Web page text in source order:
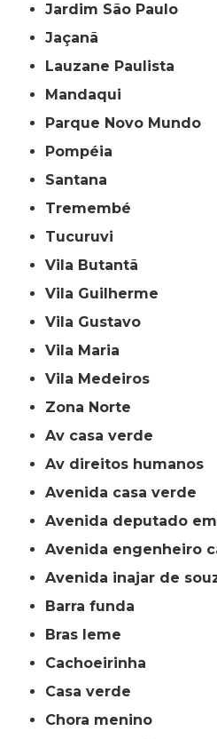
Jardim São Paulo
Jaçanã
Lauzane Paulista
Mandaqui
Parque Novo Mundo
Pompéia
Santana
Tremembé
Tucuruvi
Vila Butantã
Vila Guilherme
Vila Gustavo
Vila Maria
Vila Medeiros
Zona Norte
av casa verde
av direitos humanos
avenida casa verde
avenida deputado
avenida engenheiro
avenida inajar de
barra funda
bras leme
cachoeirinha
casa verde
chora menino